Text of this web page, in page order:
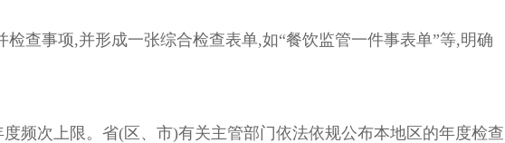
查事项,并形成一张综合检查表单,如“餐饮监管一件事表单”等,明确
频次上限。省(区、市)有关主管部门依法依规公布本地区的年度检查